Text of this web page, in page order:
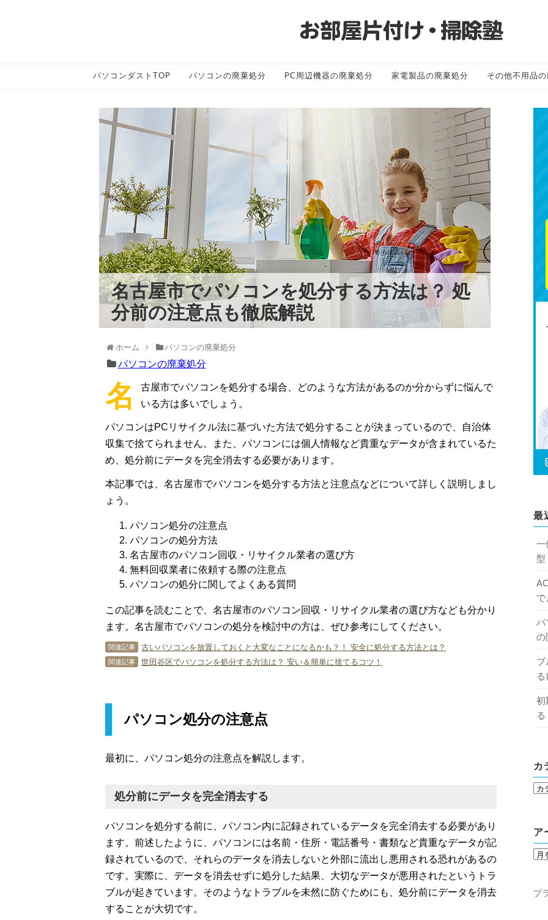
パソコンダストTOP パソコンの廃棄処分 PC周辺機器の廃棄処分 家電製品の廃棄処分 その他不用品
名古屋市でパソコンを処分する方法は？ 処
分前の注意点も徹底解説
ホーム パソコンの廃棄処分
パソコンの廃棄処分
名
古屋市でパソコンを処分する場合、どのような方法があるのか分からずに悩んで
いる方は多いでしょう。
パソコンはPCリサイクル法に基づいた方法で処分することが決まっているので、自治体
収集で捨てられません。また、パソコンには個人情報など貴重なデータが含まれているた
め、処分前にデータを完全消去する必要があります。
本記事では、名古屋市でパソコンを処分する方法と注意点などについて詳しく説明しまし
ょう。
パソコン処分の注意点
パソコンの処分方法
名古屋市のパソコン回収・リサイクル業者の選び方
無料回収業者に依頼する際の注意点
パソコンの処分に関してよくある質問
この記事を読むことで、名古屋市のパソコン回収・リサイクル業者の選び方なども分かり
ます。名古屋市でパソコンの処分を検討中の方は、ぜひ参考にしてください。
関連記事 古いパソコンを放置しておくと大変なことになるかも？！ 安全に処分する方法とは？
関連記事 世田谷区でパソコンを処分する方法は？ 安い＆簡単に捨てるコツ！
パソコン処分の注意点
最初に、パソコン処分の注意点を解説します。
処分前にデータを完全消去する
パソコンを処分する前に、パソコン内に記録されているデータを完全消去する必要があり
ます。前述したように、パソコンには名前・住所・電話番号・書類など貴重なデータが記
録されているので、それらのデータを消去しないと外部に流出し悪用される恐れがあるの
です。実際に、データを消去せずに処分した結果、大切なデータが悪用されたというトラ
ブルが起きています。そのようなトラブルを未然に防ぐためにも、処分前にデータを消去
することが大切です。
最
一
型
で
パ
の
ブ
初
カ
ア
プ